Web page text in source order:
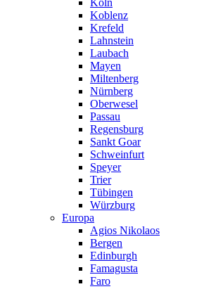
Köln
Koblenz
Krefeld
Lahnstein
Laubach
Mayen
Miltenberg
Nürnberg
Oberwesel
Passau
Regensburg
Sankt Goar
Schweinfurt
Speyer
Trier
Tübingen
Würzburg
Europa
Agios Nikolaos
Bergen
Edinburgh
Famagusta
Faro